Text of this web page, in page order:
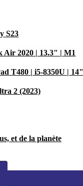
S23
Air 2020 | 13.3" | M1
T480 | i5-8350U | 14"
2 (2023)
et de la planète